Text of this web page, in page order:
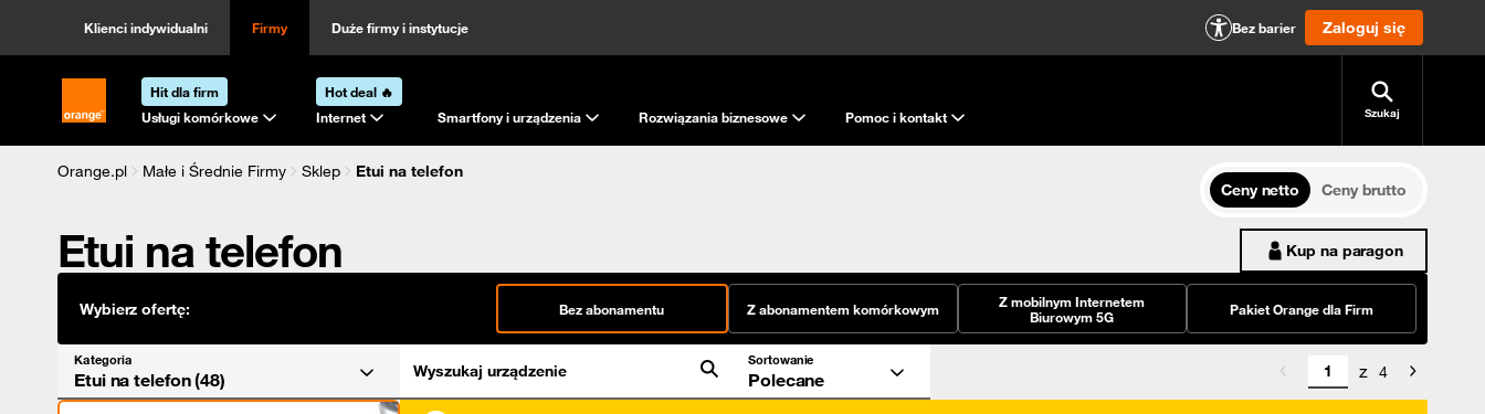
Klienci indywidualni Firmy Duże firmy i instytucje Bez barier Zaloguj się
Strona główna Orange.pl
Hit dla firm
Usługi komórkowe
Hot deal 🔥
Internet
Smartfony i urządzenia Rozwiązania biznesowe Pomoc i kontakt Szukaj
Orange.pl Małe i Średnie Firmy Sklep
Etui na telefon
Ceny netto
Ceny brutto
Etui na telefon Kup na paragon
Wybierz ofertę: Bez abonamentu Z abonamentem komórkowym
Z mobilnym Internetem
Biurowym 5G
Pakiet Orange dla Firm
Kategoria
Etui na telefon (48) Wyszukaj urządzenie
Sortowanie
Polecane z 4